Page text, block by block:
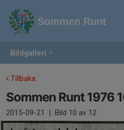
Bildgalleri
Sommen Runt
Tillbaka
Sommen Runt 1976
2015-09-21 | Bild 10 av 12